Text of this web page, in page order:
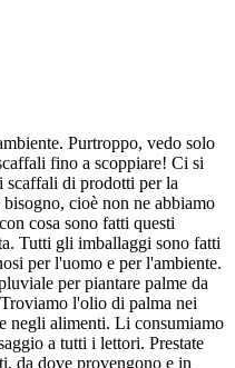
Purtroppo, vedo solo
fino a scoppiare! Ci si
scaffali di prodotti per la
cioè non ne abbiamo
cosa sono fatti questi
Tutti gli imballaggi sono fatti
per l'uomo e per l'ambiente.
per piantare palme da
l'olio di palma nei
negli alimenti. Li consumiamo
a tutti i lettori. Prestate
da dove provengono e in